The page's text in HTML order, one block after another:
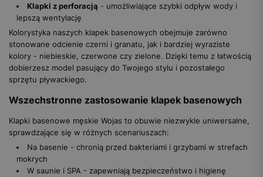
Klapki z perforacją - umożliwiające szybki odpływ wody i
lepszą wentylację
Kolorystyka naszych klapek basenowych obejmuje zarówno
stonowane odcienie czerni i granatu, jak i bardziej wyraziste
kolory - niebieskie, czerwone czy zielone. Dzięki temu z łatwością
dobierzesz model pasujący do Twojego stylu i pozostałego
sprzętu pływackiego.
Wszechstronne zastosowanie klapek basenowych
Klapki basenowe męskie Wojas to obuwie niezwykle uniwersalne,
sprawdzające się w różnych scenariuszach:
Na basenie - chronią przed bakteriami i grzybami w strefach
mokrych
W saunie i SPA - zapewniają bezpieczeństwo i higienę